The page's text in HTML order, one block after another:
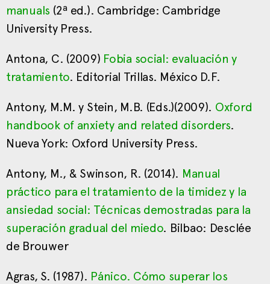
manuals (2ª ed.). Cambridge: Cambridge
University Press.
Antona, C. (2009) Fobia social: evaluación y
tratamiento. Editorial Trillas. México D.F.
Antony, M.M. y Stein, M.B. (Eds.)(2009). Oxford
handbook of anxiety and related disorders.
Nueva York: Oxford University Press.
Antony, M., & Swinson, R. (2014). Manual
práctico para el tratamiento de la timidez y la
ansiedad social: Técnicas demostradas para la
superación gradual del miedo. Bilbao: Desclée
de Brouwer
Agras, S. (1987). Pánico. Cómo superar los